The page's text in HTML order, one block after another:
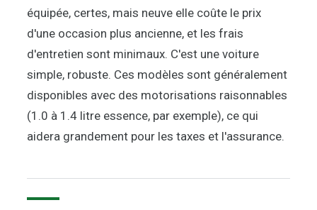
équipée, certes, mais neuve elle coûte le prix
d'une occasion plus ancienne, et les frais
d'entretien sont minimaux. C'est une voiture
simple, robuste. Ces modèles sont généralement
disponibles avec des motorisations raisonnables
(1.0 à 1.4 litre essence, par exemple), ce qui
aidera grandement pour les taxes et l'assurance.